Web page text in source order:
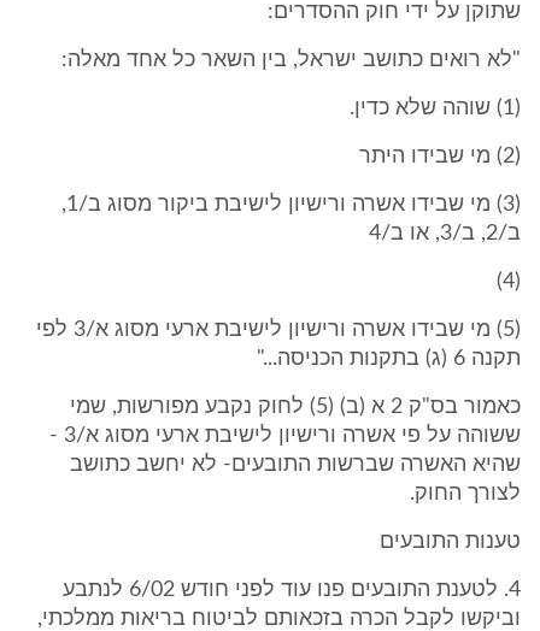
שתוקן על ידי חוק ההסדרים:
"לא רואים כתושב ישראל, בין השאר כל אחד מאלה:
(1) שוהה שלא כדין.
(2) מי שבידו היתר
(3) מי שבידו אשרה ורישיון לישיבת ביקור מסוג ב/1,
ב/2, ב/3, או ב/4
(4)
(5) מי שבידו אשרה ורישיון לישיבת ארעי מסוג א/3 לפי
תקנה 6 (ג) בתקנות הכניסה..."
כאמור בס"ק 2 א (ב) (5) לחוק נקבע מפורשות, שמי
ששוהה על פי אשרה ורישיון לישיבת ארעי מסוג א/3 -
שהיא האשרה שברשות התובעים- לא יחשב כתושב
לצורך החוק.
טענות התובעים
4. לטענת התובעים פנו עוד לפני חודש 6/02 לנתבע
וביקשו לקבל הכרה בזכאותם לביטוח בריאות ממלכתי,